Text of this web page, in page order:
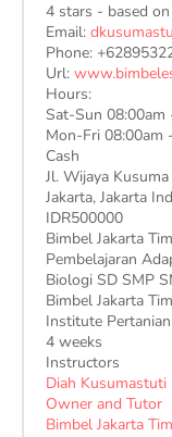
4stars - based on
Email:
Phone:
Url:
Hours:
Sat-Sun 08:00am
Mon-Fri 08:00am
Cash
Jl. Wijaya
Jakarta, Jakarta
IDR500000
Bimbel Jakarta
Pembelajaran
Biologi SD SMP
Bimbel Jakarta
Institute
4 weeks
Instructors
Diah Kusumastuti
Owner and Tutor
Bimbel Jakarta